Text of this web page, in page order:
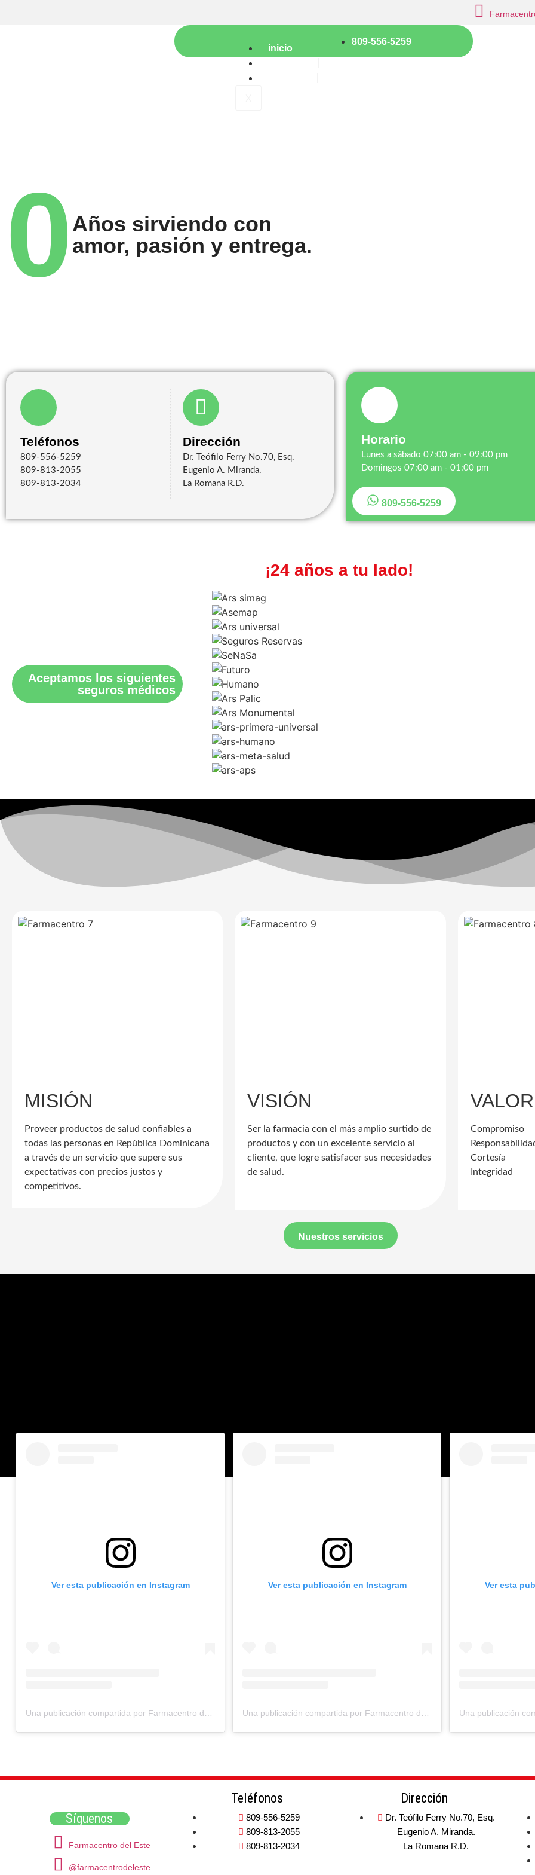
inicio
809-556-5259
0 Años sirviendo con
amor, pasión y entrega.
Teléfonos
809-556-5259
809-813-2055
809-813-2034
Dirección
Dr. Teófilo Ferry No.70, Esq.
Eugenio A. Miranda.
La Romana R.D.
Horario
Lunes a sábado 07:00 am - 09:00 pm
Domingos 07:00 am - 01:00 pm
809-556-5259
¡24 años a tu lado!
Aceptamos los siguientes
seguros médicos
MISIÓN
Proveer productos de salud confiables a
todas las personas en República Dominicana
a través de un servicio que supere sus
expectativas con precios justos y
competitivos.
VISIÓN
Ser la farmacia con el más amplio surtido de
productos y con un excelente servicio al
cliente, que logre satisfacer sus necesidades
de salud.
Compromiso
Cortesía
Integridad
Nuestros servicios
Ver esta publicación en Instagram Ver esta publicación en Instagram Ver esta
Síguenos
Farmacentro del Este
@farmacentrodeleste
Teléfonos
809-556-5259
809-813-2055
809-813-2034
Dirección
Dr. Teófilo Ferry No.70, Esq.
Eugenio A. Miranda.
La Romana R.D.